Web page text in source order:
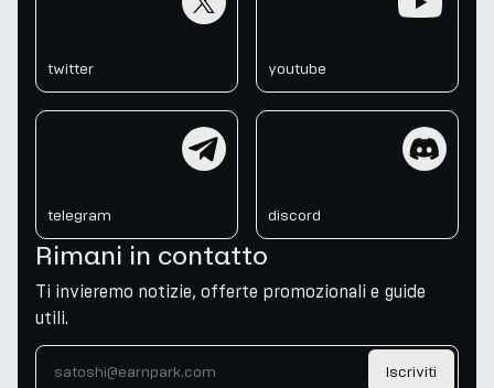
twitter youtube
telegram discord
Rimani in contatto
Ti invieremo notizie, offerte promozionali e guide
utili.
Iscriviti